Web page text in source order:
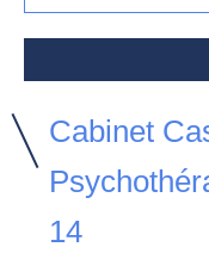
Cabinet
14